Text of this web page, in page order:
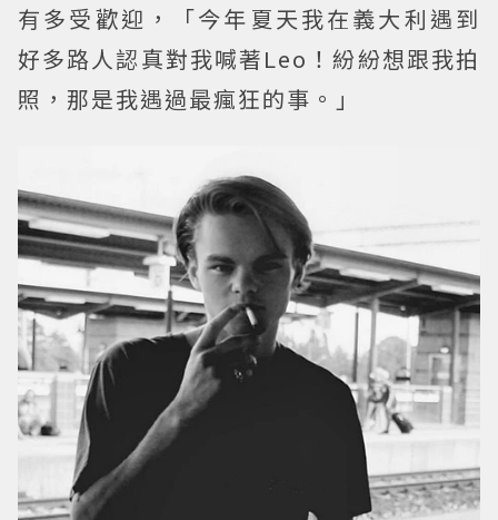
有多受歡迎，「今年夏天我在義大利遇到
好多路人認真對我喊著Leo！紛紛想跟我拍
照，那是我遇過最瘋狂的事。」